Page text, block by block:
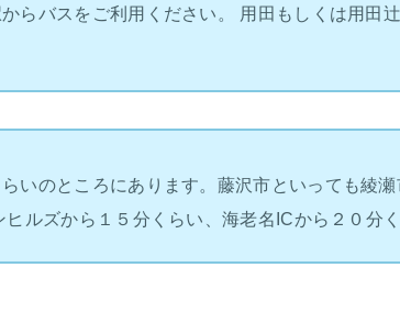
らバスをご利用ください。 用田もしくは用田
いのところにあります。藤沢市といっても綾
ルズから１５分くらい、海老名ICから２０分く